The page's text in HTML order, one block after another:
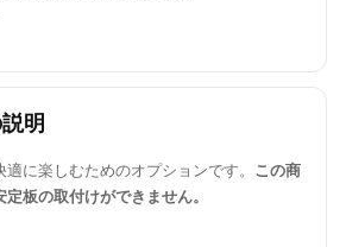
明
に楽しむためのオプションです。 この商
板の取付けができません。